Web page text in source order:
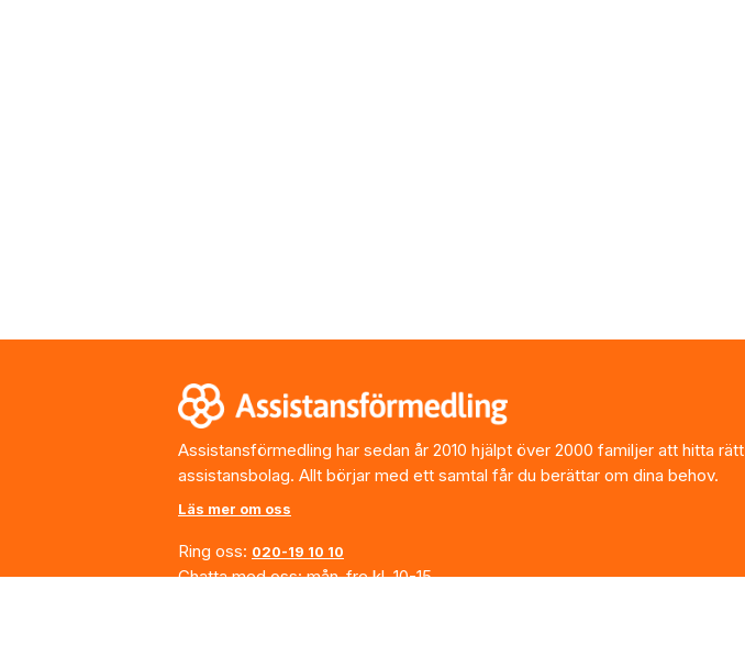
Assistansförmedling har sedan år 2010 hjälpt över 2000 familjer att hitta rätt
assistansbolag. Allt börjar med ett samtal får du berättar om dina behov.
Läs mer om oss
Ring oss: 020-19 10 10
Chatta med oss: mån-fre kl. 10-15